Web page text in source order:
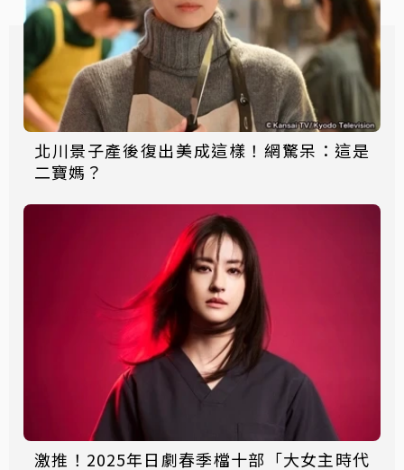
北川景子產後復出美成這樣！網驚呆：這是
二寶媽？
激推！2025年日劇春季檔十部「大女主時代